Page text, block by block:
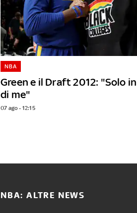
Green e il Draft 2012: "Solo
di me"
NBA
07 ago - 12:15
NBA: ALTRE NEWS